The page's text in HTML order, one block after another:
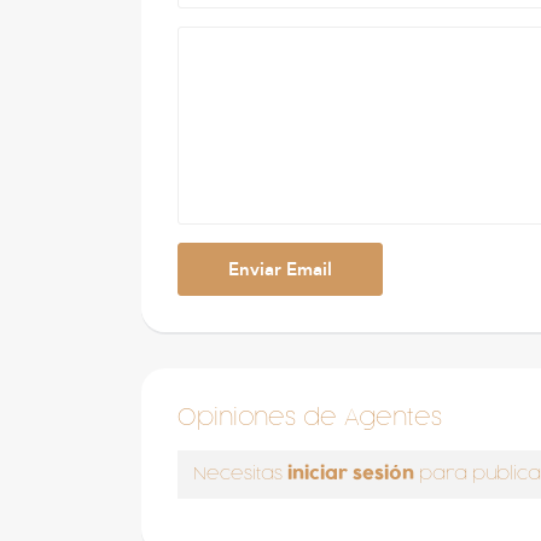
Opiniones de Agentes
Necesitas iniciar sesión para